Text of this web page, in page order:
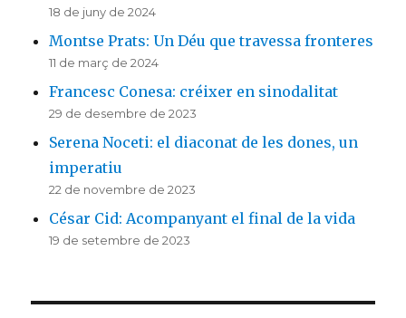
18 de juny de 2024
Montse Prats: Un Déu que travessa fronteres
11 de març de 2024
Francesc Conesa: créixer en sinodalitat
29 de desembre de 2023
Serena Noceti: el diaconat de les dones, un
imperatiu
22 de novembre de 2023
César Cid: Acompanyant el final de la vida
19 de setembre de 2023